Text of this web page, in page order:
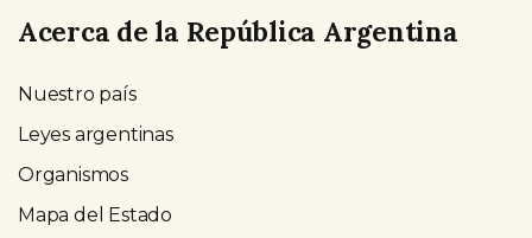
Acerca de la República Argentina
Nuestro país
Leyes argentinas
Organismos
Mapa del Estado